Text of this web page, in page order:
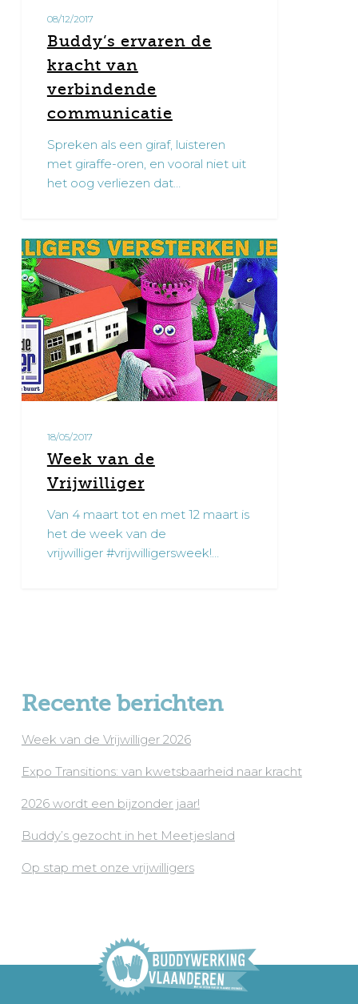
08/12/2017
Buddy’s ervaren de
kracht van
verbindende
communicatie
Spreken als een giraf, luisteren
met giraffe-oren, en vooral niet uit
het oog verliezen dat…
Week
van
de
Vrijwilliger
18/05/2017
Week van de
Vrijwilliger
Van 4 maart tot en met 12 maart is
het de week van de
vrijwilliger #vrijwilligersweek!…
0
Recente berichten
Week van de Vrijwilliger 2026
Expo Transitions: van kwetsbaarheid naar kracht
2026 wordt een bijzonder jaar!
Buddy’s gezocht in het Meetjesland
Op stap met onze vrijwilligers